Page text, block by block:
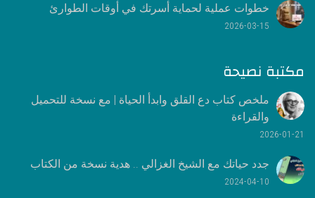
خطوات عملية لحماية أسرتك في أوقات الطوارئ
2026-03-15
مكتبة نصيحة
ملخص كتاب دع القلق وابدأ الحياة | مع نسخة للتحميل
والقراءة
2026-01-21
جدد حياتك مع الشيخ الغزالي .. هدية نسخة من الكتاب
2024-04-10